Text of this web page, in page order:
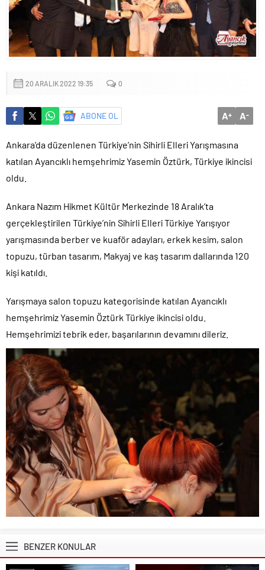
Küçük işletmeler büyük siber risklerle karşı karşıya
20 ARALIK 2022 19:35 0
ABONE OL A+ A-
Ankara’da düzenlenen Türkiye’nin Sihirli Elleri Yarışmasına
katılan Ayancıklı hemşehrimiz Yasemin Öztürk, Türkiye ikincisi
oldu.
Ankara Nazım Hikmet Kültür Merkezinde 18 Aralık’ta
gerçekleştirilen Türkiye’nin Sihirli Elleri Türkiye Yarışıyor
yarışmasında berber ve kuaför adayları, erkek kesim, salon
topuzu, türban tasarım, Makyaj ve kaş tasarım dallarında 120
kişi katıldı.
Yarışmaya salon topuzu kategorisinde katılan Ayancıklı
hemşehrimiz Yasemin Öztürk Türkiye ikincisi oldu.
Hemşehrimizi tebrik eder, başarılarının devamını dileriz.
BENZER KONULAR